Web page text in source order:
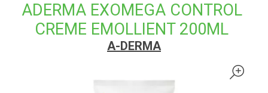
ADERMA EXOMEGA CONTROL
CREME EMOLLIENT 200ML
A-DERMA